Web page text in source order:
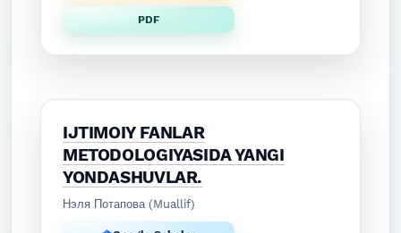
PDF
IJTIMOIY FANLAR
METODOLOGIYASIDA YANGI
YONDASHUVLAR.
Нэля Потапова (Muallif)